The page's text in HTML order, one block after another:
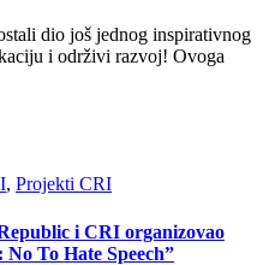
dio još jednog inspirativnog
i održivi razvoj! Ovoga
, Projekti CRI
i CRI organizovao
To Hate Speech”